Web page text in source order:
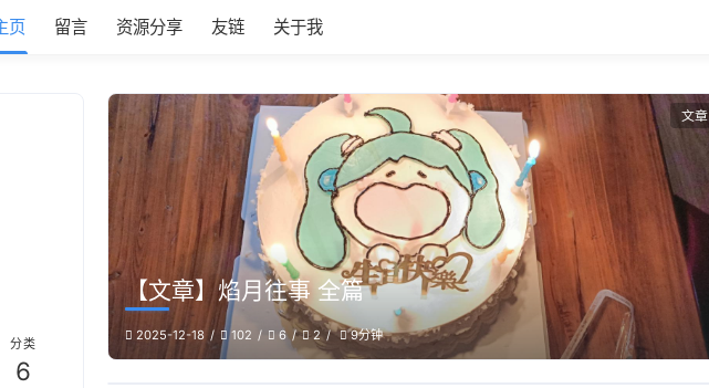
页 留言 资源分享 友链 关于我
文章
【文章】焰月往事 全篇
2025-12-18 102 6 2 9分钟
分类
6